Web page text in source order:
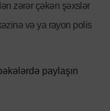
zərər çəkən şəxslər
və ya rayon polis
paylaşın